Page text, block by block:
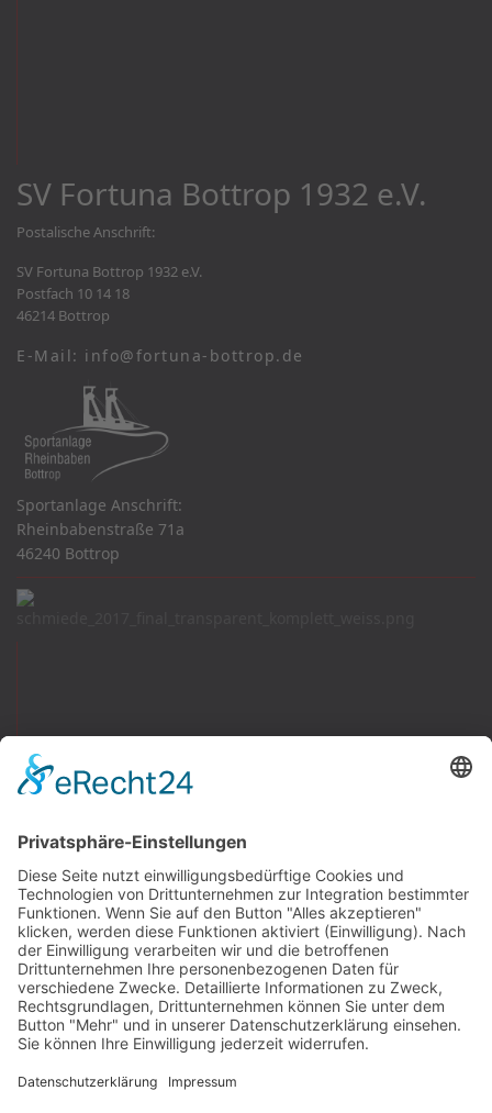
SV Fortuna Bottrop 1932 e.V.
Postalische Anschrift:
SV Fortuna Bottrop 1932 e.V.
Postfach 10 14 18
46214 Bottrop
E-Mail: info@fortuna-bottrop.de
Sportanlage Anschrift:
Rheinbabenstraße 71a
46240 Bottrop
Newswall
Mitteilungen
Vereinsspielplan
Der SV Fortuna
Chronik
Sportanlage
Mitgliedschaft